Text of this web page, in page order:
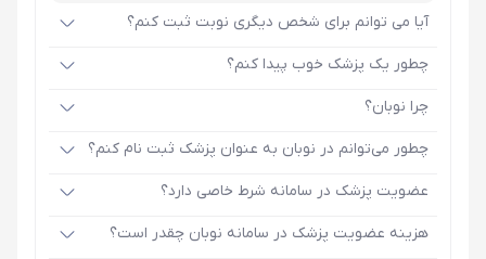
آیا می توانم برای شخص دیگری نوبت ثبت کنم؟
چطور یک پزشک خوب پیدا کنم؟
چرا نوبان؟
چطور می‌توانم در نوبان به عنوان پزشک ثبت نام کنم؟
عضویت پزشک در سامانه شرط خاصی دارد؟
هزینه عضویت پزشک در سامانه نوبان چقدر است؟